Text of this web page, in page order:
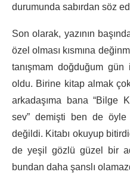
durumunda sabırdan söz
Son olarak, yazının
özel olması kısmına
tanışmam doğduğum
oldu. Birine kitap almak
arkadaşıma bana “Bilge
sev” demişti ben de öyle
değildi. Kitabı okuyup
de yeşil gözlü güzel bir
bundan daha şanslı